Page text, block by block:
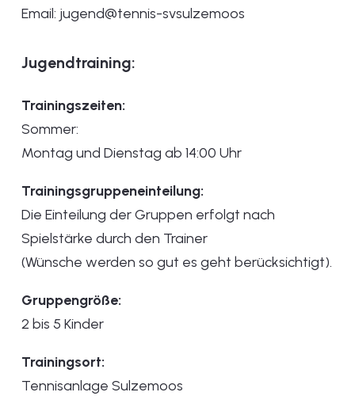
Email: jugend@tennis-svsulzemoos
Jugendtraining:
Trainingszeiten:
Sommer:
Montag und Dienstag ab 14:00 Uhr
Trainingsgruppeneinteilung:
Die Einteilung der Gruppen erfolgt nach
Spielstärke durch den Trainer
(Wünsche werden so gut es geht berücksichtigt).
Gruppengröße:
2 bis 5 Kinder
Trainingsort:
Tennisanlage Sulzemoos